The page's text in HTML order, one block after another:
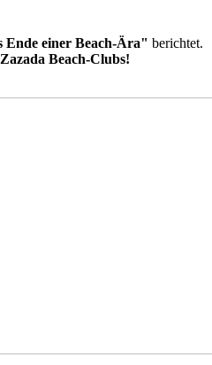
Ende einer Beach-Ära" berichtet.
Beach-Clubs!